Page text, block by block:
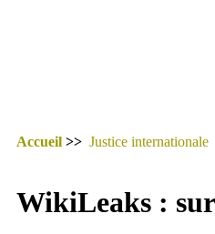
Accueil >> Justice internationale
WikiLeaks :